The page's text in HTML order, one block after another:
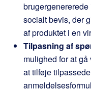
socialt bevis, der
af produktet i en
Tilpasning af
mulighed for at
at tilføje